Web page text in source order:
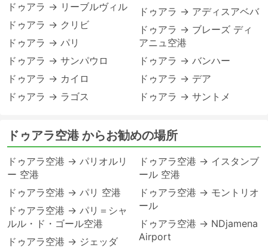
ドゥアラ → リーブルヴィル
ドゥアラ → クリビ
ドゥアラ → パリ
ドゥアラ → サンパウロ
ドゥアラ → カイロ
ドゥアラ → ラゴス
ドゥアラ → アディスアベバ
ドゥアラ → ブレーズ ディ
アニュ空港
ドゥアラ → バンハー
ドゥアラ → デア
ドゥアラ → サントメ
ドゥアラ空港 からお勧めの場所
ドゥアラ空港 → パリオルリ
ー 空港
ドゥアラ空港 → パリ 空港
ドゥアラ空港 → パリ＝シャ
ルル・ド・ゴール空港
ドゥアラ空港 → ジェッダ
ドゥアラ空港 → イスタンブ
ール 空港
ドゥアラ空港 → モントリオ
ール
ドゥアラ空港 → NDjamena
Airport